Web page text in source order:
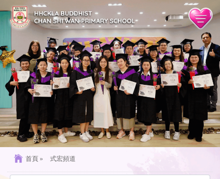
首頁 » 式宏頻道